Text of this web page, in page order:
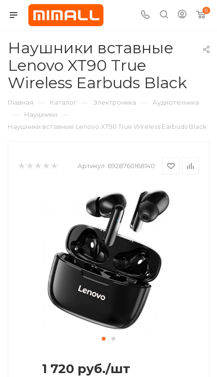
0
Наушники вставные
Lenovo XT90 True
Wireless Earbuds Black
Главная — Каталог — Электроника — Аудиотехника
— Наушники —
Наушники вставные Lenovo XT90 True Wireless Earbuds Black
Артикул: 6928760168140
1 720 руб./шт